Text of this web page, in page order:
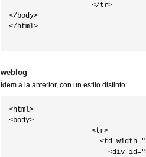
                    </tr>
</body>
</html>
weblog
Ídem a la anterior, con un estilo distinto:
<html>
<body>
                    <tr>
<td
<div